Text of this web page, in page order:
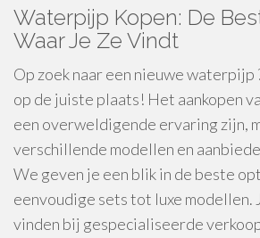
Waterpijp Kopen: De
Waar Je Ze Vindt
Op zoek naar een nieuwe waterpijp
op de juiste plaats! Het aankopen
een overweldigende ervaring zijn,
verschillende modellen en
We geven je een blik in de beste
eenvoudige sets tot luxe modellen.
vinden bij gespecialiseerde